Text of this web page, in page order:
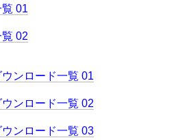
01
02
ンロード一覧 01
ンロード一覧 02
ンロード一覧 03